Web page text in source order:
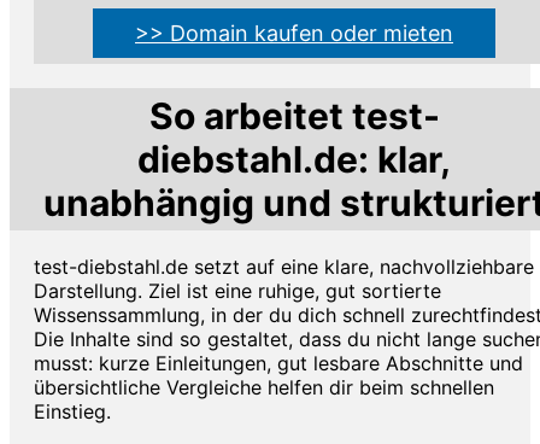
>> Domain kaufen oder mieten
So arbeitet test-
diebstahl.de: klar,
unabhängig und
test-diebstahl.de setzt auf eine klare, nachvollziehbare
Darstellung. Ziel ist eine ruhige, gut sortierte
Wissenssammlung, in der du dich schnell
Die Inhalte sind so gestaltet, dass du nicht lange
musst: kurze Einleitungen, gut lesbare Abschnitte und
übersichtliche Vergleiche helfen dir beim schnellen
Einstieg.